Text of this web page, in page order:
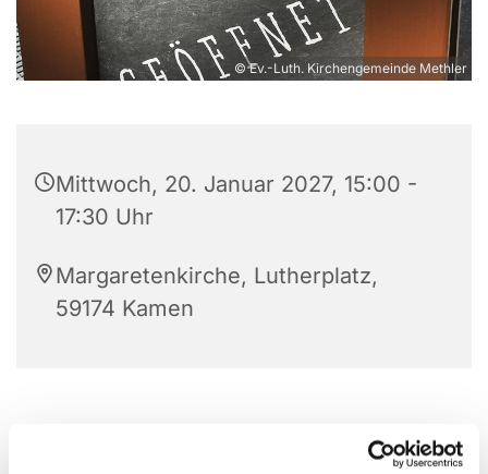
© Ev.-Luth. Kirchengemeinde Methler
Mittwoch, 20. Januar 2027, 15:00 -
17:30 Uhr
Margaretenkirche, Lutherplatz,
59174 Kamen